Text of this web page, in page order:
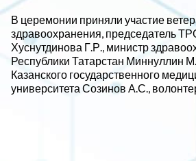
В церемонии приняли участие
здравоохранения, председатель
Хуснутдинова Г.Р., министр
Республики Татарстан Миннуллин
Казанского государственного
университета Созинов А.С.,